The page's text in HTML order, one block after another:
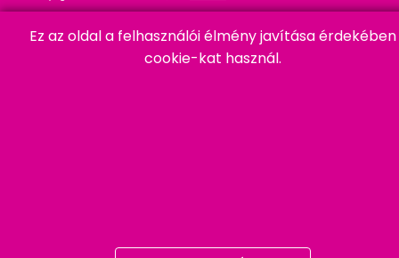
szakértőként ajánlom a 91 cikket és bővítményt.
Ez az oldal a felhasználói élmény javítása érdekében
cookie-kat használ.